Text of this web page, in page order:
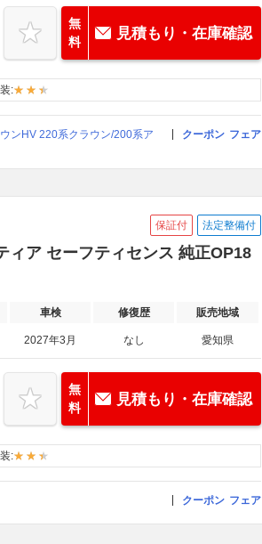
無
料
見積もり・在庫確認
:
HV 220系クラウン/200系ア
クーポン フェア
保証付 法定整備付
ィア セーフティセンス 純正OP18
車検 修復歴 販売地域
2027年3月 なし 愛知県
無
料
見積もり・在庫確認
:
クーポン フェア